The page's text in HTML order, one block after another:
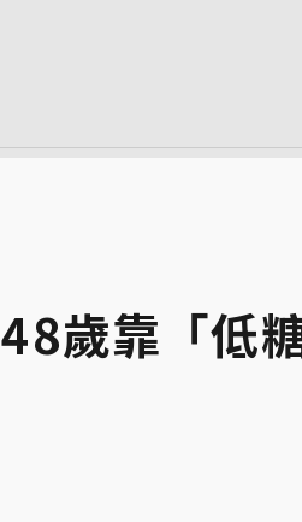
48歲靠「低